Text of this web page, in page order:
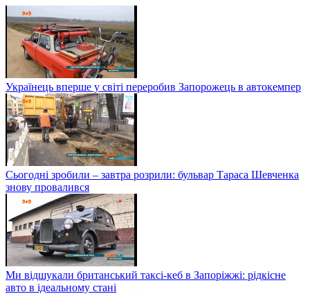
Українець вперше у світі переробив Запорожець в автокемпер
Сьогодні зробили – завтра розрили: бульвар Тараса Шевченка
знову провалився
Ми відшукали британський таксі-кеб в Запоріжжі: рідкісне
авто в ідеальному стані